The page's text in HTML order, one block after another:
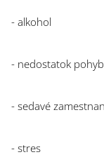
- alkohol
- nedostatok
- sedavé
- stres